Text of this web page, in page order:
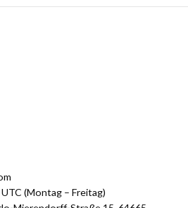
(Montag – Freitag)